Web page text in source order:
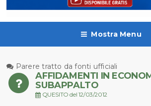
Mostra Menu
Parere tratto da fonti ufficiali
AFFIDAMENTI IN
SUBAPPALTO
QUESITO del 12/03/2012